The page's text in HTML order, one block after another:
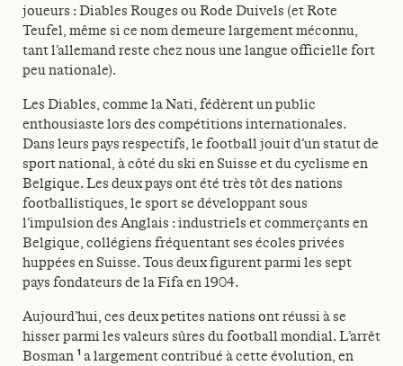
joueurs : Diables Rouges ou Rode Duivels (et Rote
Teufel, même si ce nom demeure largement méconnu,
tant l’allemand reste chez nous une langue officielle fort
peu nationale).
Les Diables, comme la Nati, fédèrent un public
enthousiaste lors des compétitions internationales.
Dans leurs pays respectifs, le football jouit d’un statut de
sport national, à côté du ski en Suisse et du cyclisme en
Belgique. Les deux pays ont été très tôt des nations
footballistiques, le sport se développant sous
l’impulsion des Anglais : industriels et commerçants en
Belgique, collégiens fréquentant ses écoles privées
huppées en Suisse. Tous deux figurent parmi les sept
pays fondateurs de la Fifa en 1904.
Aujourd’hui, ces deux petites nations ont réussi à se
hisser parmi les valeurs sûres du football mondial. L’arrêt
Bosman 1 a largement contribué à cette évolution, en